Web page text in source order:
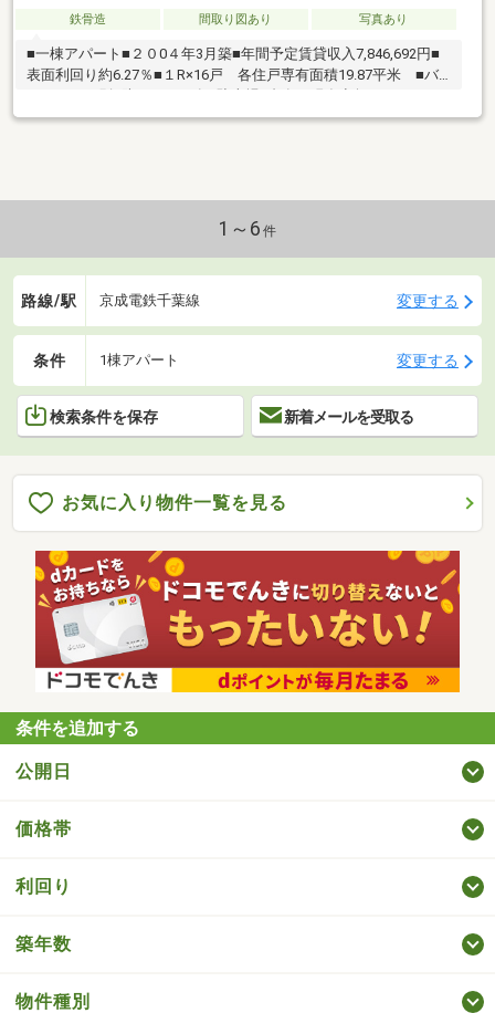
鉄骨造 間取り図あり 写真あり
■一棟アパート■２０0４年3月築■年間予定賃貸収入7,846,692円■
表面利回り約6.27％■１R×16戸 各住戸専有面積19.87平米 ■バ
1～6 件
路線/駅 京成電鉄千葉線 変更する
条件 1棟アパート 変更する
検索条件を保存 新着メールを受取る
お気に入り物件一覧を見る
条件を追加する
公開日
価格帯
利回り
築年数
物件種別